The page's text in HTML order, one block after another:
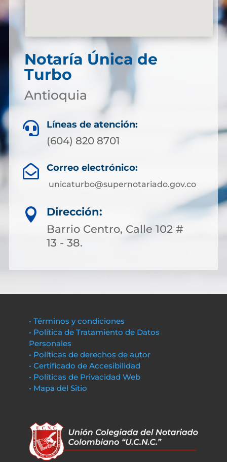
Notaría Única de
Turbo
Antioquia
 Líneas de atención:
(604) 820 8701
 Correo electrónico:
unicaturbo@supernotariado.gov.co

Dirección:
Barrio Centro, Calle 102 #
13 - 38.
• Términos y condiciones
• Política de Tratamiento de Datos
Personales
• Políticas de derechos de autor
• Certificado de Accesibilidad
• Políticas de Privacidad Web
• Mapa del Sitio